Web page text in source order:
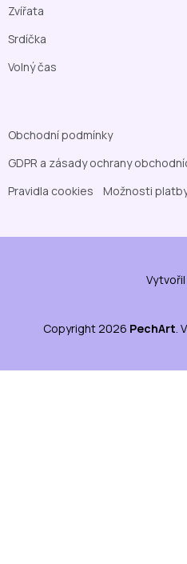
Zvířata
Srdíčka
Volný čas
Obchodní podmínky
GDPR a zásady ochrany
Pravidla cookies
Možnosti
Copyright 2026 PechArt .